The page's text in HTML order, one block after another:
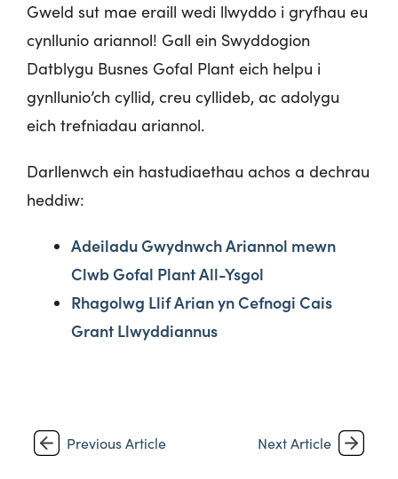
Gweld sut mae eraill wedi llwyddo i gryfhau eu
cynllunio ariannol! Gall ein Swyddogion
Datblygu Busnes Gofal Plant eich helpu i
gynllunio’ch cyllid, creu cyllideb, ac adolygu
eich trefniadau ariannol.
Darllenwch ein hastudiaethau achos a dechrau
heddiw:
Adeiladu Gwydnwch Ariannol mewn
Clwb Gofal Plant All-Ysgol
Rhagolwg Llif Arian yn Cefnogi Cais
Grant Llwyddiannus
Previous Article Next Article